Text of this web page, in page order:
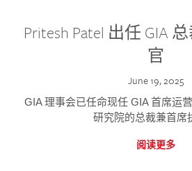
Pritesh Patel 出任 GIA
官
June 19, 2025
GIA 理事会已任命现任 GIA 首席运
研究院的总裁兼首席
阅读更多